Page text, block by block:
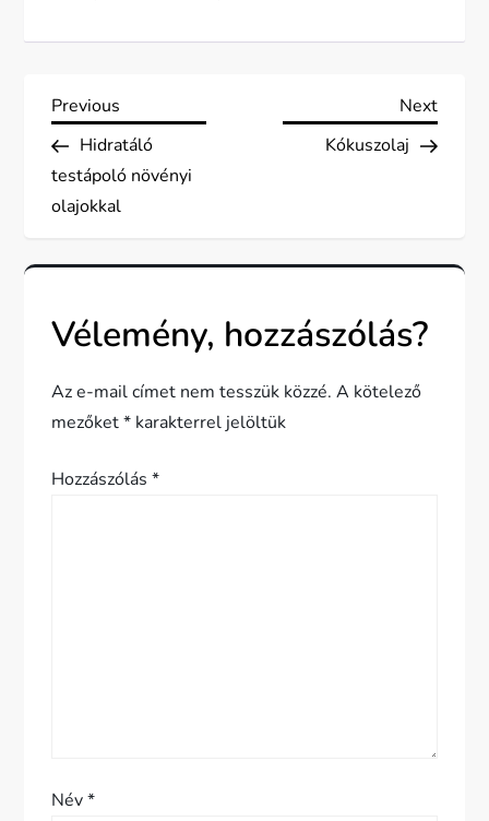
B
e
j
e
g
y
z
é
g
Previous
Post
Previous
Hidratáló
testápoló növényi
olajokkal
Next
Next
Kókuszolaj
Vélemény, hozzászólás?
Az e-mail címet nem tesszük közzé. A kötelező
mezőket* karakterrel jelöltük
Hozzászólás*
Név*